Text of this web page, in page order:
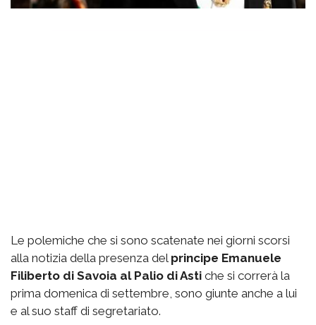
Le polemiche che si sono scatenate nei giorni scorsi
alla notizia della presenza del principe Emanuele
Filiberto di Savoia al Palio di Asti che si correrà la
prima domenica di settembre, sono giunte anche a lui
e al suo staff di segretariato.